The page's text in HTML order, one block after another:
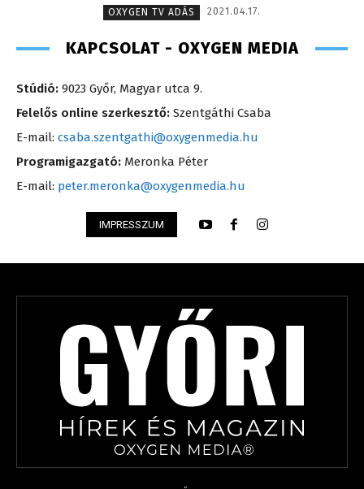
OXYGEN TV ADÁS
2021.04.17.
KAPCSOLAT - OXYGEN MEDIA
Stúdió: 9023 Győr, Magyar utca 9.
Felelős online szerkesztő: Szentgáthi Csaba
E-mail: csaba.szentgathi@oxygenmedia.hu
Programigazgató: Meronka Péter
E-mail: peter.meronka@oxygenmedia.hu
IMPRESSZUM